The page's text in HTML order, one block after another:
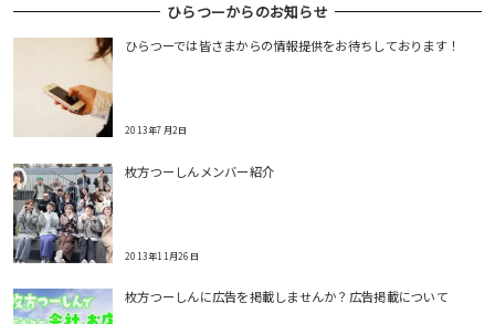
ひらつーからのお知らせ
ひらつーでは皆さまからの情報提供をお待ちしております！
2013年7月2日
枚方つーしんメンバー紹介
2013年11月26日
枚方つーしんに広告を掲載しませんか？広告掲載について